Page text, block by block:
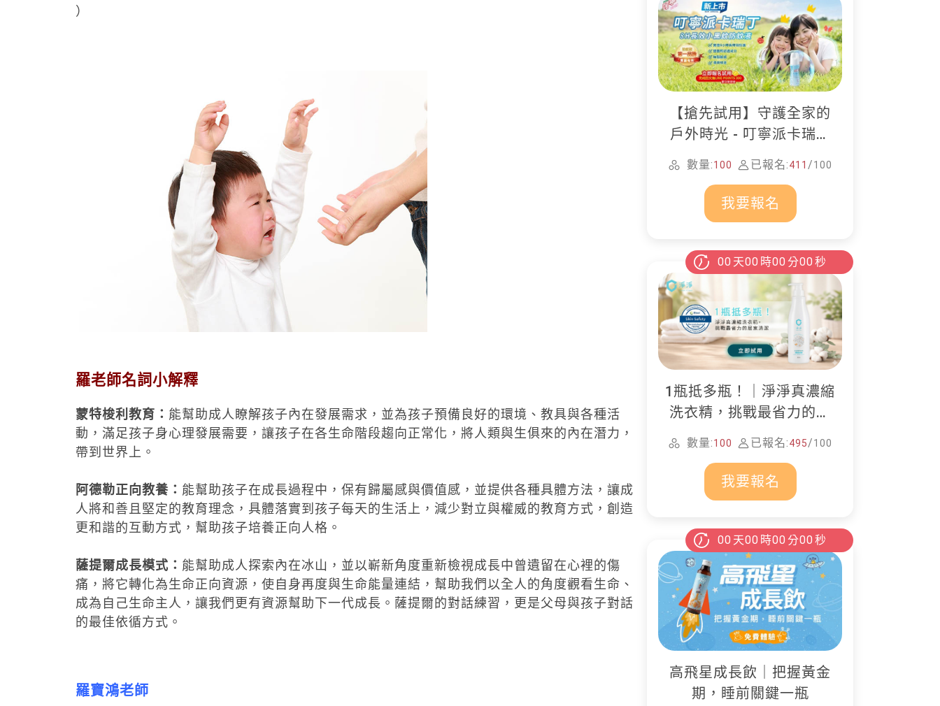
）
羅老師名詞小解釋
蒙特梭利教育： 能幫助成人瞭解孩子內在發展需求，並為孩子預備良好的環境、教具與各種活
動，滿足孩子身心理發展需要，讓孩子在各生命階段趨向正常化，將人類與生俱來的內在潛力，
帶到世界上。
阿德勒正向教養： 能幫助孩子在成長過程中，保有歸屬感與價值感，並提供各種具體方法，讓成
人將和善且堅定的教育理念，具體落實到孩子每天的生活上，減少對立與權威的教育方式，創造
更和諧的互動方式，幫助孩子培養正向人格。
薩提爾成長模式： 能幫助成人探索內在冰山，並以嶄新角度重新檢視成長中曾遺留在心裡的傷
痛，將它轉化為生命正向資源，使自身再度與生命能量連結，幫助我們以全人的角度觀看生命、
成為自己生命主人，讓我們更有資源幫助下一代成長。薩提爾的對話練習，更是父母與孩子對話
的最佳依循方式。
羅寶鴻老師
【搶先試用】守護全家的
戶外時光 - 叮寧派卡瑞丁
防蚊液
數量:100 已報名:411 /100
我要報名
00 天00 時00 分00 秒
1瓶抵多瓶！｜淨淨真濃縮
洗衣精，挑戰最省力的居
家清潔
數量:100 已報名:495/100
我要報名
00 天00 時00 分00 秒
高飛星成長飲｜把握黃金
期，睡前關鍵一瓶